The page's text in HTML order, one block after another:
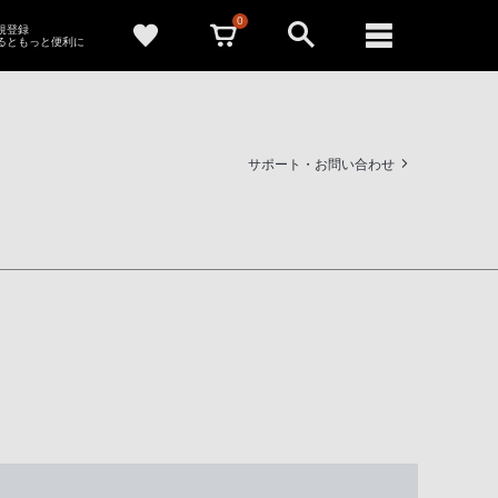
登録
ともっと便利に
0
サポート・お問い合わせ